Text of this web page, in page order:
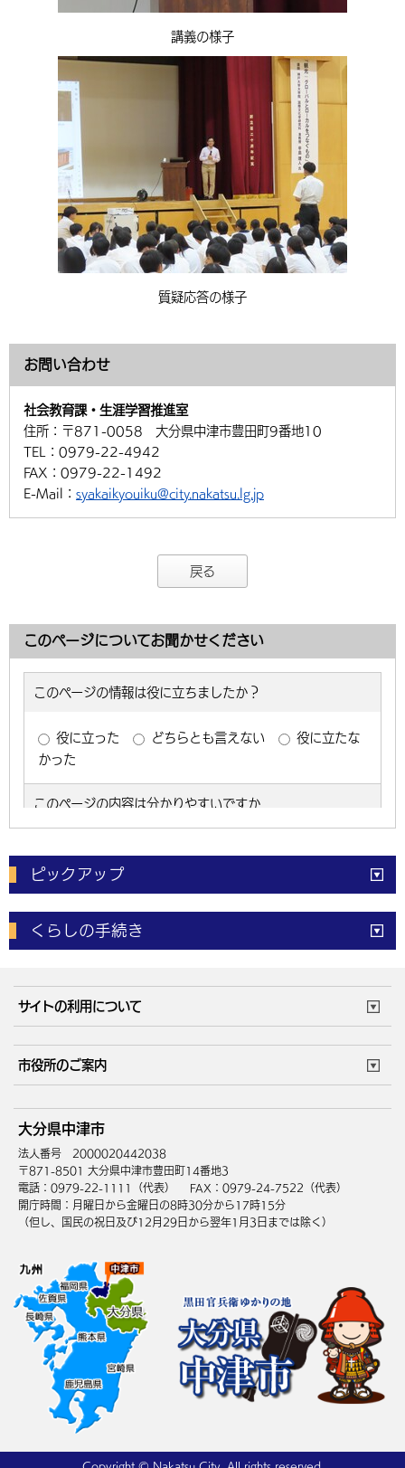
講義の様子
質疑応答の様子
お問い合わせ
社会教育課・生涯学習推進室
住所： 〒871-0058 大分県中津市豊田町9番地10
TEL： 0979-22-4942
FAX： 0979-22-1492
E-Mail： syakaikyouiku@city.nakatsu.lg.jp
戻る
このページについてお聞かせください
ピックアップ
電子申請 窓口の混雑状況
体育施設予約状況 ご意見・ご要望
くらしの手続き
成人・仕事
住まい・引越 ごみ・環境
健康・医療 障がい・福祉
高齢・介護
サイトの利用について
サイトマップ
市役所のご案内
庁舎地図 組織案内
中津市へのアクセス
大分県中津市
法人番号 2000020442038
〒871-8501 大分県中津市豊田町14番地3
電話：0979-22-1111（代表）
FAX：0979-24-7522（代表）
開庁時間：月曜日から金曜日の8時30分から17時15分
（但し、国民の祝日及び12月29日から翌年1月3日までは除く）